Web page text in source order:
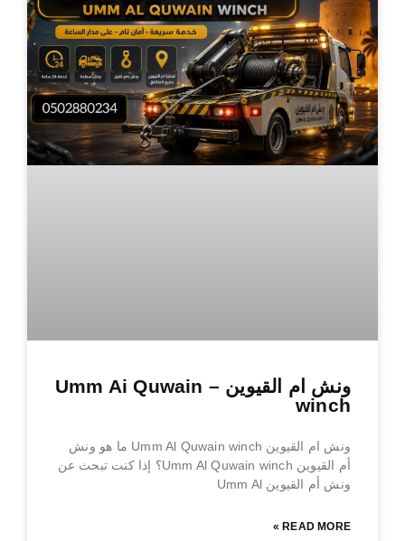
ونش ام القيوين – Umm Ai Quwain
winch
ونش ام القيوين Umm Al Quwain winch ما هو ونش
أم القيوين Umm Al Quwain winch؟ إذا كنت تبحث عن
ونش أم القيوين Umm Al
READ MORE »